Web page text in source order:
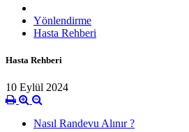
Yönlendirme
Hasta Rehberi
Hasta Rehberi
10 Eylül 2024
Nasıl Randevu Alınır ?